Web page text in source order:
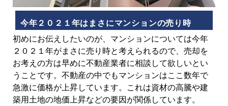
今年２０２１年はまさにマンションの売り時
初めにお伝えしたいのが、マンションについては今年
２０２１年がまさに売り時と考えられるので、売却を
お考えの方は早めに不動産業者に相談して欲しいとい
うことです。不動産の中でもマンションはここ数年で
急激に価格が上昇しています。これは資材の高騰や建
築用土地の地価上昇などの要因が関係しています。